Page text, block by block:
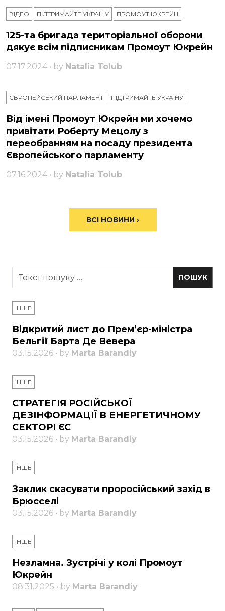
ВІДЕО ПІДТРИМАЙТЕ УКРАЇНУ ПРОМОУТ ЮКРЕЙН
125-та бригада територіальної оборони
дякує всім підписникам Промоут Юкрейн
07.17.2024 • by Natalia Tolub
ЄВРОПЕЙСЬКИЙ ПАРЛАМЕНТ ПІДТРИМАЙТЕ УКРАЇНУ
Від імені Промоут Юкрейн ми хочемо
привітати Роберту Мецолу з
переобранням на посаду президента
Європейського парламенту
07.16.2024 • by Natalia Tolub
ВСІ НОВИНИ ›
ІНШЕ
Відкритий лист до Прем’єр-міністра
Бельгії Барта Де Вевера
03.15.2026 • by Marta Barandiy
ІНШЕ
СТРАТЕГІЯ РОСІЙСЬКОЇ
ДЕЗІНФОРМАЦІЇ В ЕНЕРГЕТИЧНОМУ
СЕКТОРІ ЄС
03.15.2026 • by Marta Barandiy
ІНШЕ
Заклик скасувати проросійський захід в
Брюсселі
03.15.2026 • by Marta Barandiy
ІНШЕ
Незламна. Зустрічі у колі Промоут
Юкрейн
08.31.2025 • by Marta Barandiy